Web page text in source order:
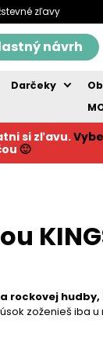
zľavy
návrh
Darčeky
si zľavu.
🙂
rockovej
zoženieš iba